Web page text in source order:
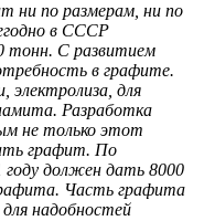
ни по размерам, ни по
в СССР
тонн. С развитием
в графите.
для
Разработка
не только этот
графит. По
году должен дать 8000
Часть графита
надобностей